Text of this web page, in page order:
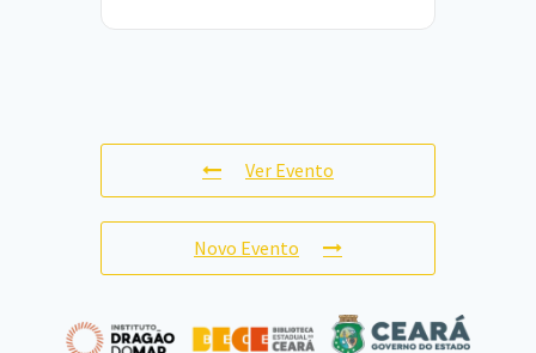
Ver Evento
Novo Evento